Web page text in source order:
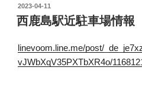
投
稿
日:
2023-04-11
西鹿島駅近駐車場情報
linevoom.line.me/post/
vJWbXqV35PXTbXR4o/